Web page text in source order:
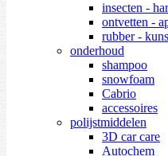
insecten -
ontvetten -
rubber -
onderhoud
shampoo
snowfoam
Cabrio
accessoires
polijstmiddelen
3D car care
Autochem